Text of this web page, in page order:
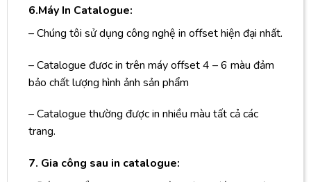
6.Máy In Catalogue:
– Chúng tôi sử dụng công nghệ in offset hiện đại nhất.
– Catalogue đươc in trên máy offset 4 – 6 màu đảm
bảo chất lượng hình ảnh sản phẩm
– Catalogue thường được in nhiều màu tất cả các
trang.
7. Gia công sau in catalogue: